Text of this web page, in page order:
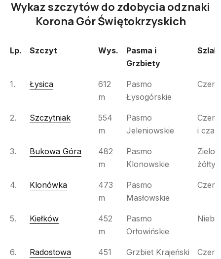
Wykaz szczytów do zdobycia odznaki
Korona Gór Świętokrzyskich
Lp. Szczyt Wys.
Pasma i
Grzbiety
Szlak
Lp. Szczyt Wys.
Pasma i
Grzbiety
Szlak
1. Łysica
612
m
Pasmo
Łysogórskie
2. Szczytniak
554
m
Pasmo
Jeleniowskie
i
3. Bukowa Góra
482
m
Pasmo
Klonowskie
żółty
4. Klonówka
473
m
Pasmo
Masłowskie
5. Kiełków
452
m
Pasmo
Orłowińskie
6. Radostowa
451
Grzbiet Krajeński